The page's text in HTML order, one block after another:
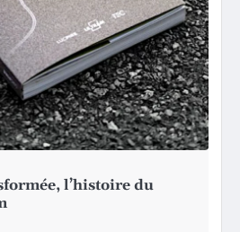
l’histoire du